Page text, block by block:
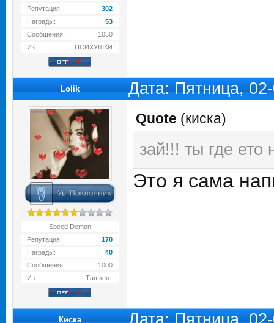
Репутация:
302
Награды:
53
Сообщения:
1050
Из:
ПСИХУШКИ
Lolik Дата: Пятница,
Speed Demon
Репутация:
170
Награды:
40
Сообщения:
1000
Из:
Ташкент
Quote (киска)
зай!!! ты где ето
Это я сама
Киска Дата: Пятница,